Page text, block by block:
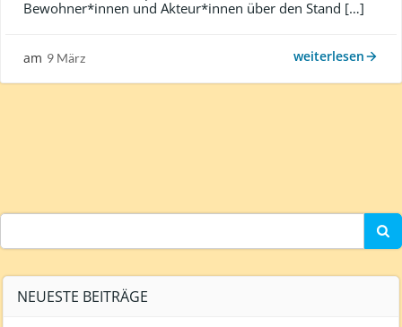
Bewohner*innen und Akteur*innen über den Stand […]
am 9 März weiterlesen
for:
NEUESTE BEITRÄGE